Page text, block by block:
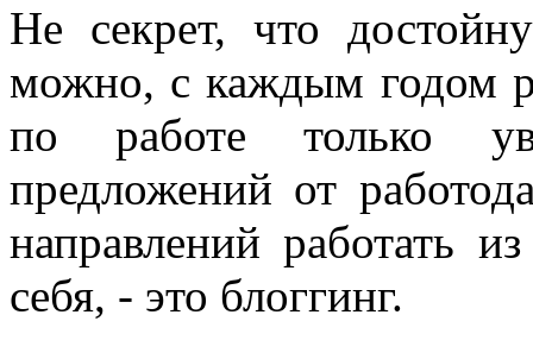
Не секрет, что
можно, с каждым годом
по работе только
предложений от
направлений работать
себя, - это блоггинг.